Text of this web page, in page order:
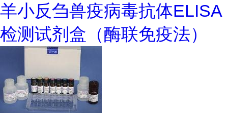
羊小反刍兽疫病毒抗体ELISA
检测试剂盒（酶联免疫法）